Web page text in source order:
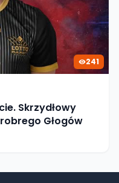
241
Skrzydłowy
Głogów